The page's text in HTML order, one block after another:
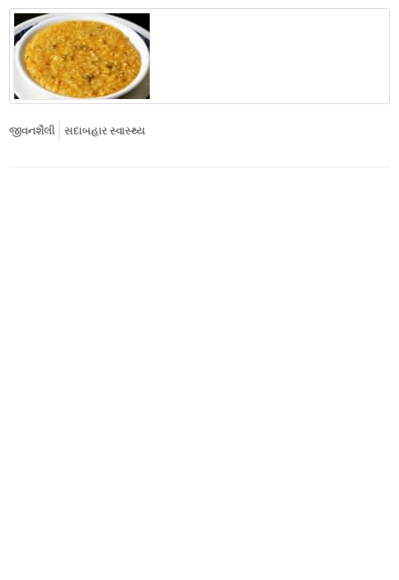
જીવનશૈલી સદાબહાર સ્વાસ્થ્ય